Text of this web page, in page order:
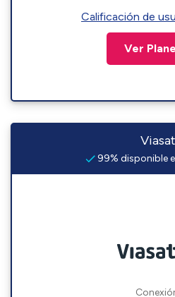
Calificación de
Ver
Viasat
99% disponible